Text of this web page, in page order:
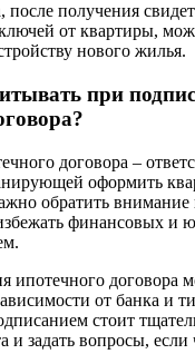
после получения
от квартиры,
нового жилья.
при
договора –
оформить
обратить
финансовых и
ипотечного договора
от банка и
стоит
задать вопросы, если